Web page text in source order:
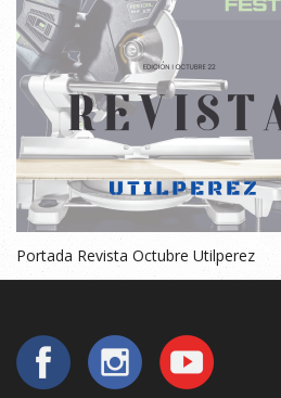
Portada Revista Octubre Utilperez